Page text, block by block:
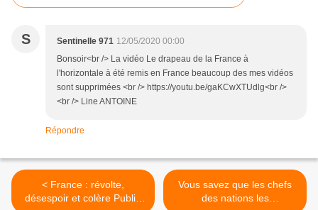
S Sentinelle 971 12/05/2020 00:00
Bonsoir<br /> La vidéo Le drapeau de la France à
l'horizontale à été remis en France beaucoup des mes vidéos
sont supprimées <br /> https://youtu.be/gaKCwXTUdlg<br />
<br /> Line ANTOINE
Répondre
< France : révolte,
désespoir et colère Publié
Vous savez que les chefs
des nations les